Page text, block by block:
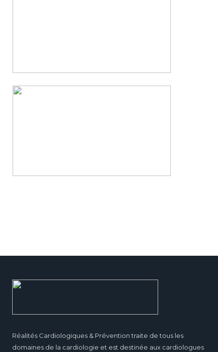
Réalités Cardiologiques & Prévention traite de tous les
domaines de la cardiologie et est destinée aux cardiologues